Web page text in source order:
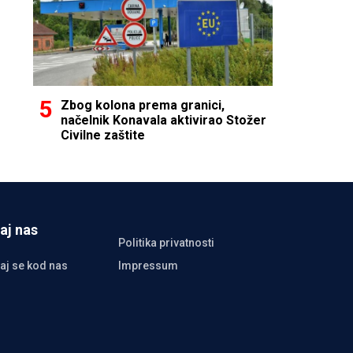
Zbog kolona prema granici,
načelnik Konavala aktivirao Stožer
Civilne zaštite
nas
Politika privatnosti
se kod nas
Impressum